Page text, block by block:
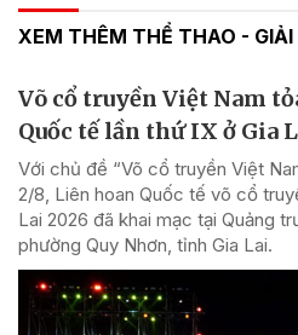
XEM THÊM THỂ THAO - GIẢI
Võ cổ truyền Việt Nam
Quốc tế lần thứ IX ở Gia
Với chủ đề “Võ cổ truyền Việt
2/8, Liên hoan Quốc tế võ cổ
Lai 2026 đã khai mạc tại Quảng
phường Quy Nhơn, tỉnh Gia Lai.